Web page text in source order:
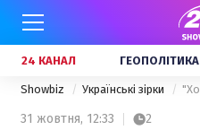
24 КАНАЛ ГЕОПОЛІТИКА
Showbiz Українські зірки
31 жовтня, 12:33 2